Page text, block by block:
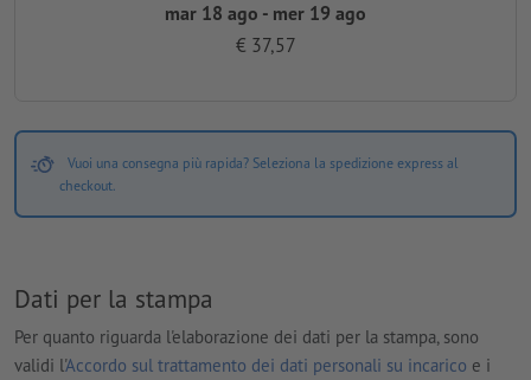
mar 18 ago - mer 19 ago
€ 37,57
Vuoi una consegna più rapida? Seleziona la spedizione express al
checkout.
Dati per la stampa
Per quanto riguarda l'elaborazione dei dati per la stampa, sono
validi l'Accordo sul trattamento dei dati personali su incarico e i